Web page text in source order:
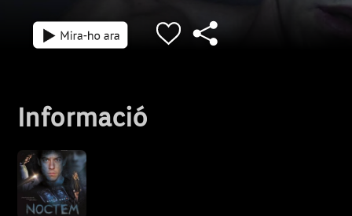
Informació